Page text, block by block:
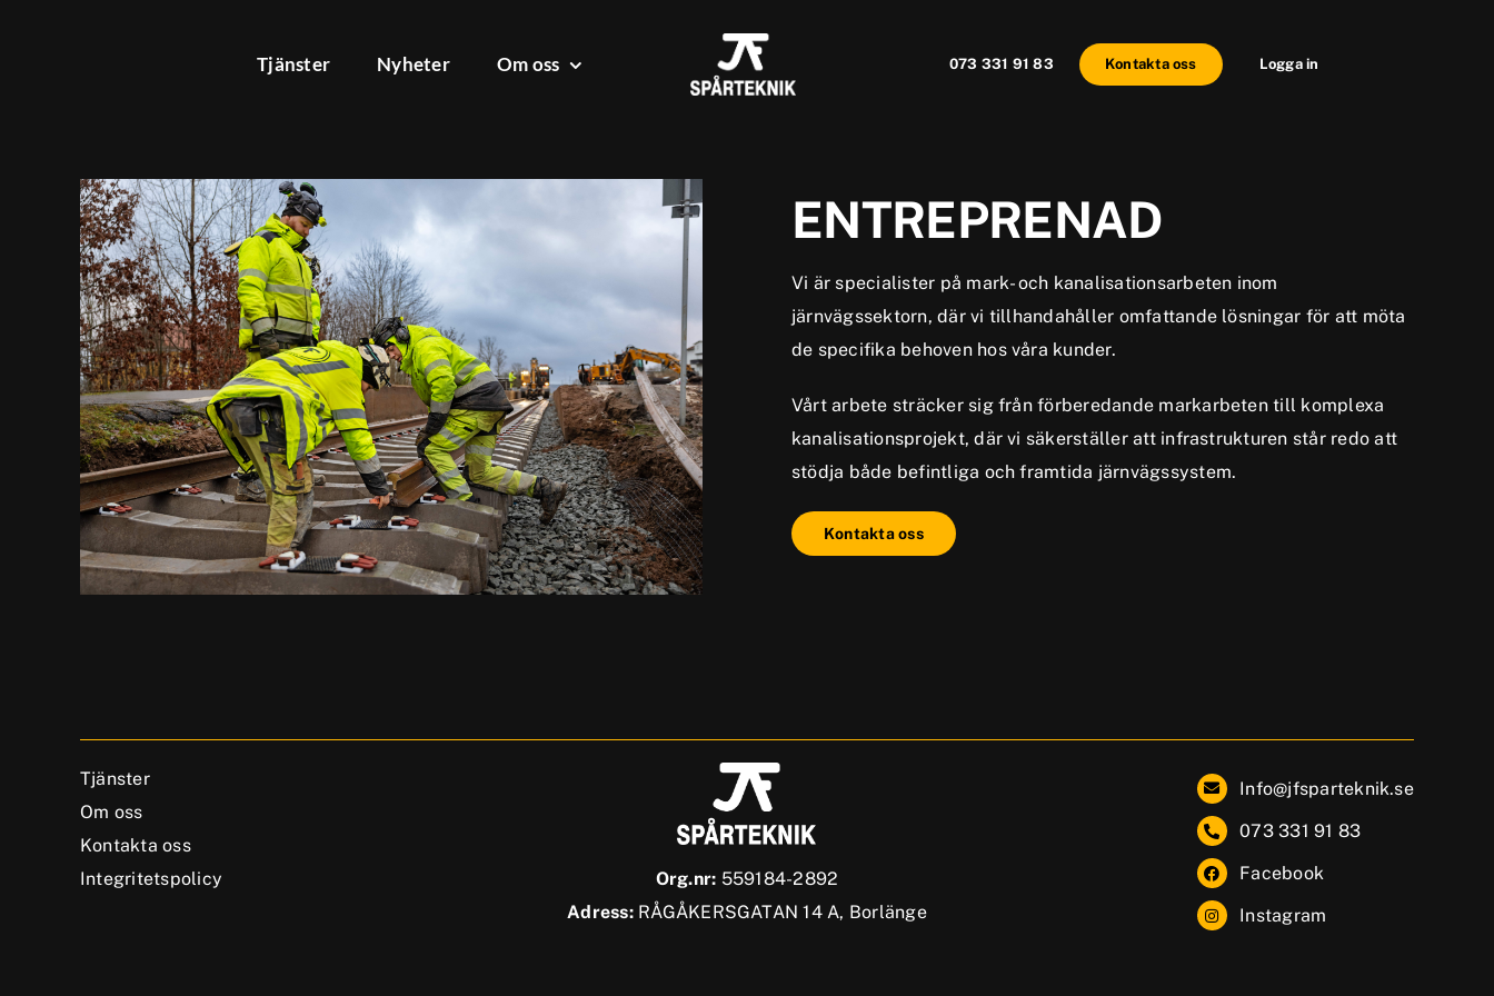
Tjänster Nyheter Om oss 073 331 91 83 Kontakta oss Logga in
ENTREPRENAD
Vi är specialister på mark- och kanalisationsarbeten inom
järnvägssektorn, där vi tillhandahåller omfattande lösningar för att möta
de specifika behoven hos våra kunder.
Vårt arbete sträcker sig från förberedande markarbeten till komplexa
kanalisationsprojekt, där vi säkerställer att infrastrukturen står redo att
stödja både befintliga och framtida järnvägssystem.
Kontakta oss
Tjänster
Om oss
Kontakta oss
Integritetspolicy
Org.nr: 559184-2892
Adress:RÅGÅKERSGATAN 14 A, Borlänge
Info@jfsparteknik.se
073 331 91 83
Facebook
Instagram